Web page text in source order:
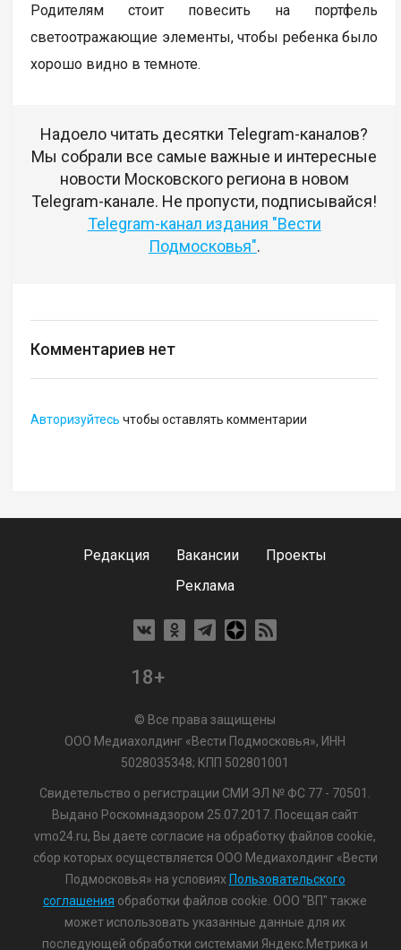
Родителям стоит повесить на портфель
светоотражающие элементы, чтобы ребенка было
хорошо видно в темноте.
Надоело читать десятки Telegram-каналов?
Мы собрали все самые важные и интересные
новости Московского региона в новом
Telegram-канале. Не пропусти, подписывайся!
Telegram-канал издания "Вести
Подмосковья".
Комментариев нет
Авторизуйтесь чтобы оставлять комментарии
Редакция Вакансии
Проекты
Реклама
18+
© Все права защищены
ООО Медиахолдинг «Вести Подмосковья», ИНН
5028035348; КПП 502801001
Свидетельство о регистрации СМИ ЭЛ № ФС 77 - 70501.
Выдано Роскомнадзором 25.07.2017. Посещая сайт
vmo24.ru, Вы даете согласие на обработку файлов cookie,
сбор которых осуществляется ООО Медиахолдинг «Вести
Подмосковья» на условиях Пользовательского
соглашения обработки файлов cookie. ООО "ВП" также
может использовать указанные данные для их
последующей обработки системами Яндекс.Метрика и